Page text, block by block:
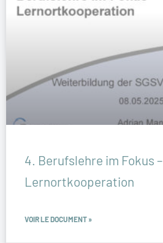
4. Berufslehre im Fokus –
Lernortkooperation
VOIR LE DOCUMENT »